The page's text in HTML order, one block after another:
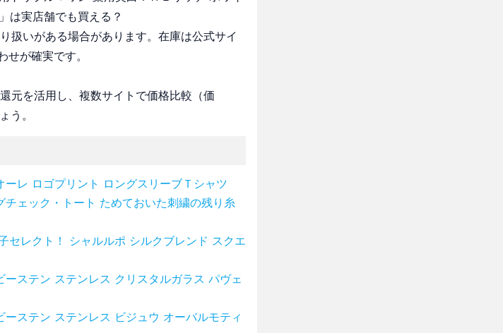
は実店舗でも買える？
扱いがある場合があります。在庫は公式サイ
せが確実です。
元を活用し、複数サイトで価格比較（価
う。
レ ロゴプリント ロングスリーブＴシャツ
ェック・トート ためておいた刺繍の残り糸
レクト！ シャルルポ シルクブレンド スクエ
ステン ステンレス クリスタルガラス パヴェ
ステン ステンレス ビジュウ オーバルモティ